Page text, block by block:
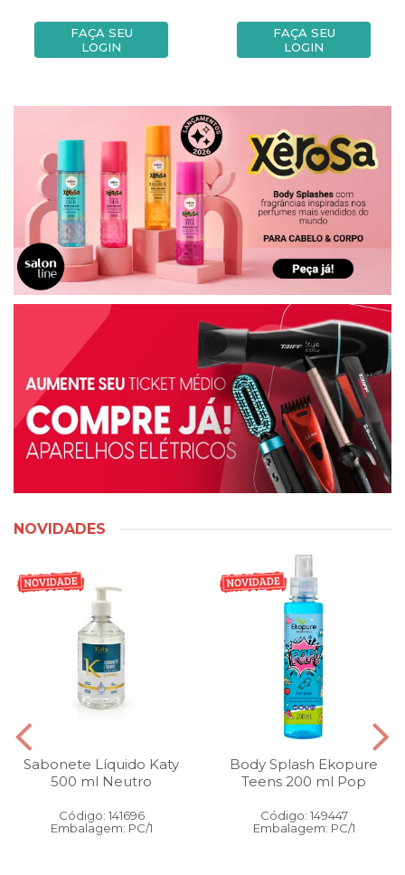
FAÇA SEU
LOGIN
FAÇA SEU
LOGIN
NOVIDADES
Sabonete Líquido Katy
500 ml Neutro
Código: 141696
Embalagem: PC/1
Body Splash Ekopure
Teens 200 ml Pop
Código: 149447
Embalagem: PC/1